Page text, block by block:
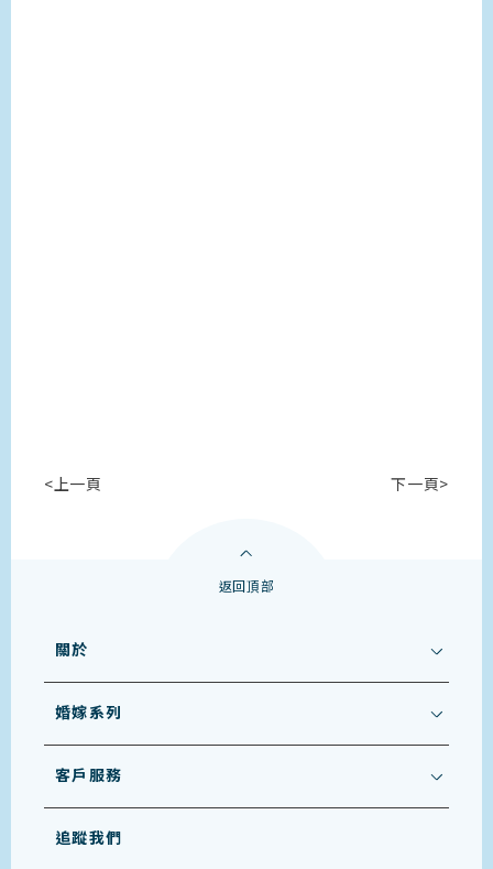
<上一頁 下一頁>
返回頂部
關於
婚嫁系列
客戶服務
追蹤我們